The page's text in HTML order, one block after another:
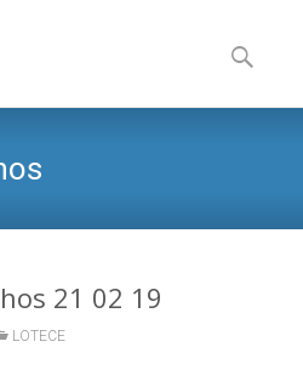
to
content
por:
21 02 19
LOTECE